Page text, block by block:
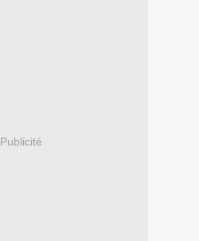
Publicité